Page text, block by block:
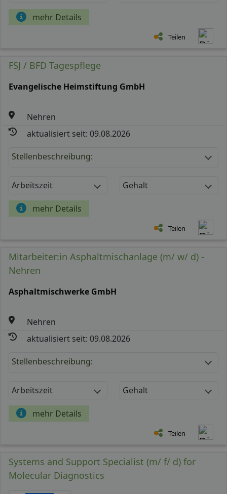
mehr Details
Teilen
FSJ / BFD Tagespflege
Evangelische Heimstiftung GmbH
Nehren
aktualisiert seit: 09.08.2026
Stellenbeschreibung:
Arbeitszeit Gehalt
mehr Details
Teilen
Mitarbeiter:in Asphaltmischanlage (m/ w/ d) -
Nehren
Asphaltmischwerke GmbH
Nehren
aktualisiert seit: 09.08.2026
Stellenbeschreibung:
Arbeitszeit Gehalt
mehr Details
Teilen
Systems and Support Specialist (m/ f/ d) for
Molecular Diagnostics